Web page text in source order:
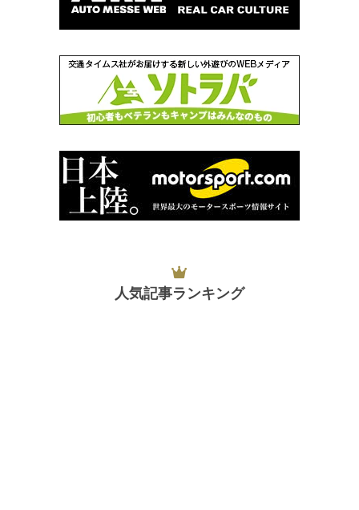
人気記事ランキング